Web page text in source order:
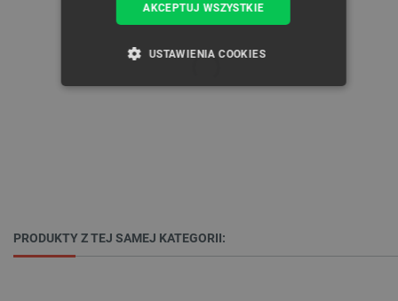
PRODUKTY Z TEJ SAMEJ KATEGORII:
AKCEPTUJ WSZYSTKIE
USTAWIENIA COOKIES
Niezbędne Wydajność Targetowanie